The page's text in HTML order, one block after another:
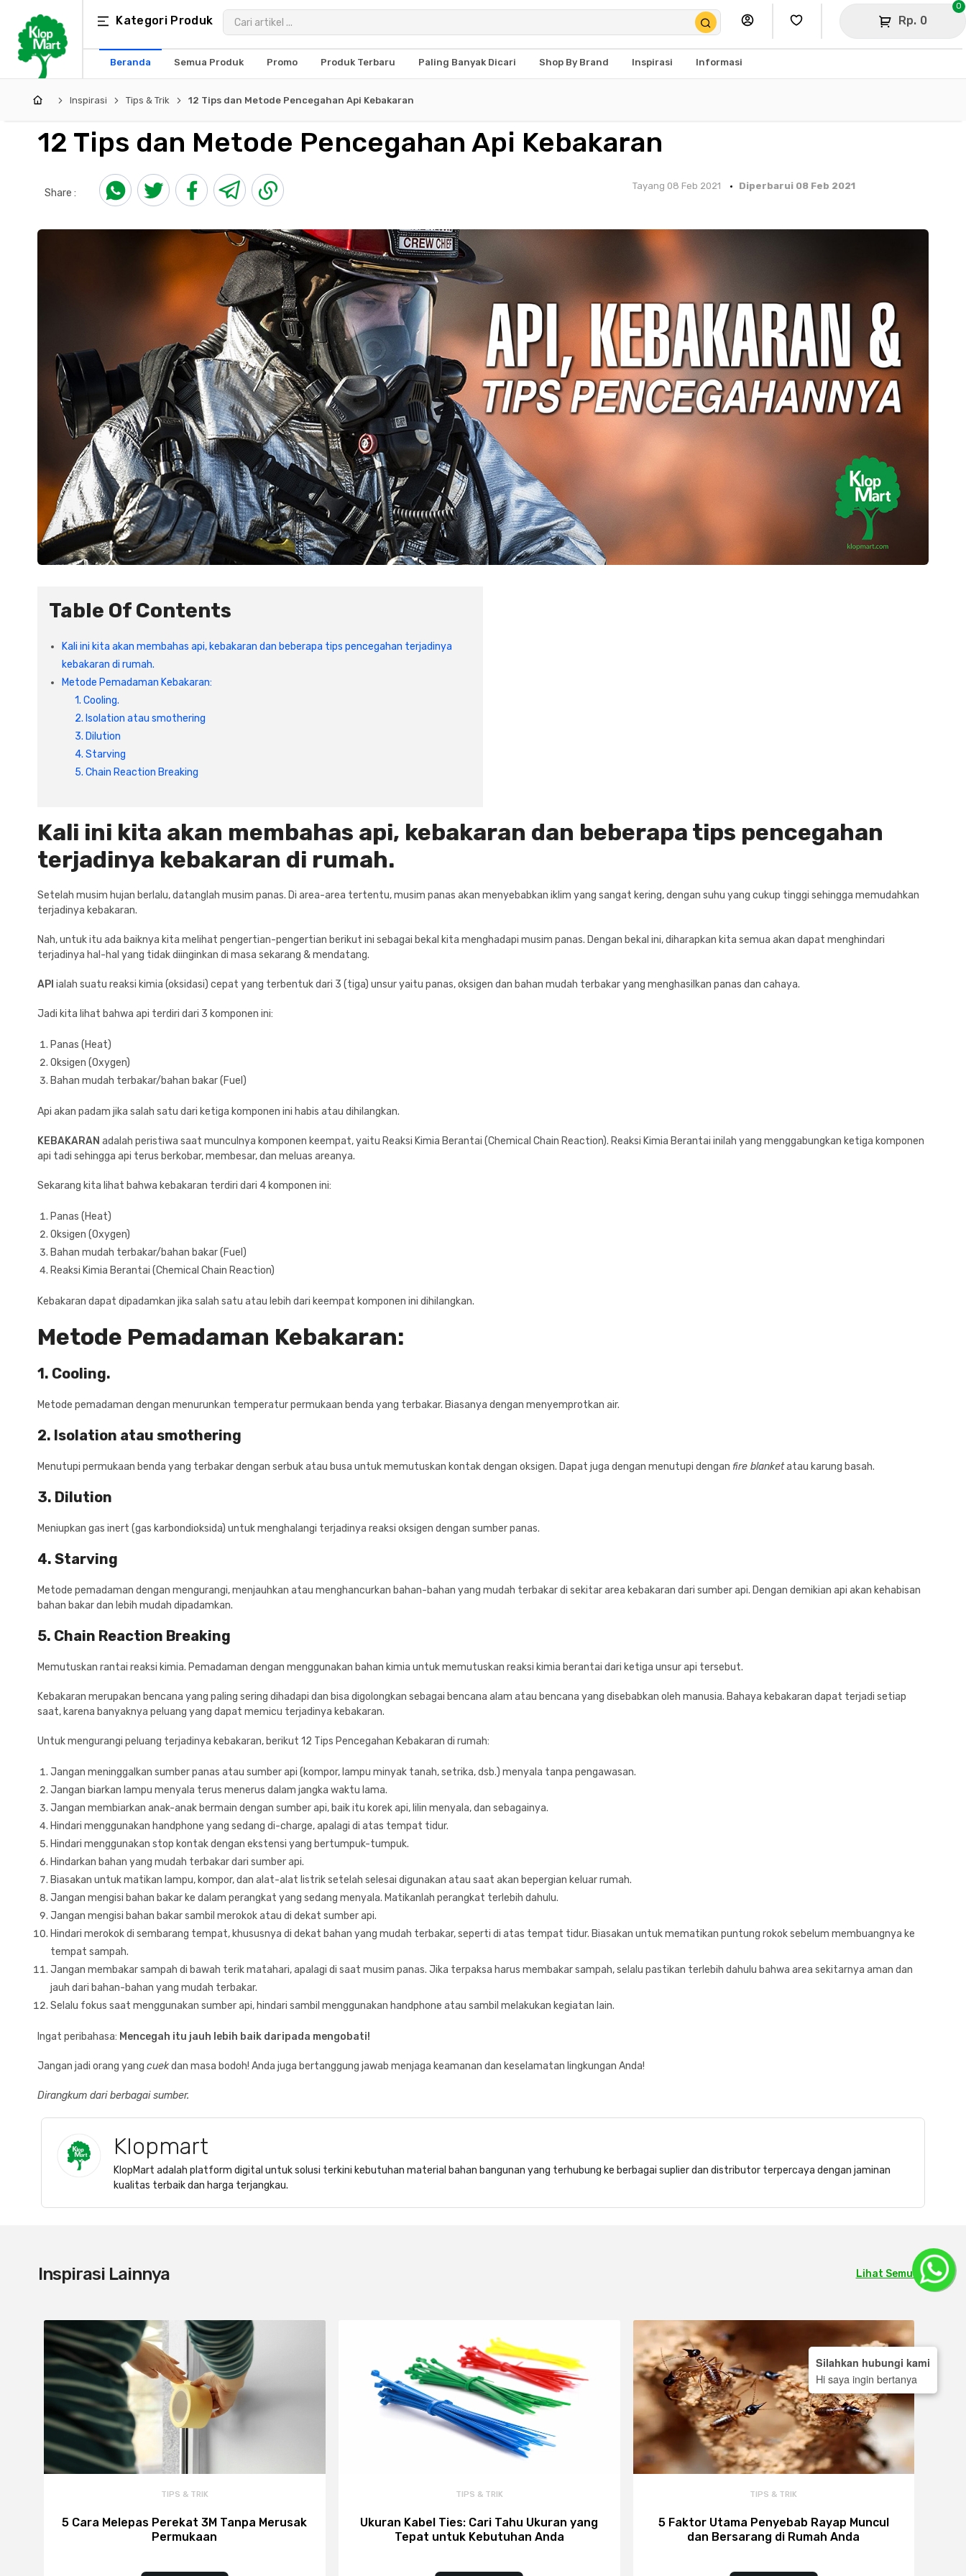
Kategori Produk Rp. 0
0
Beranda Semua Produk Promo Produk Terbaru Paling Banyak Dicari Shop By Brand Inspirasi Informasi
Kategori
Produk
Arsitektur
Inspirasi Tips & Trik 12 Tips dan Metode Pencegahan Api Kebakaran
12 Tips dan Metode Pencegahan Api Kebakaran
Share :
Tayang 08 Feb 2021 Diperbarui 08 Feb 2021
Table Of Contents
Kali ini kita akan membahas api, kebakaran dan beberapa tips pencegahan terjadinya
kebakaran di rumah.
Metode Pemadaman Kebakaran:
1. Cooling.
2. Isolation atau smothering
3. Dilution
4. Starving
5. Chain Reaction Breaking
Kali ini kita akan membahas api, kebakaran dan beberapa tips pencegahan
terjadinya kebakaran di rumah.
Setelah musim hujan berlalu, datanglah musim panas. Di area-area tertentu, musim panas akan menyebabkan iklim yang sangat kering, dengan suhu yang cukup tinggi sehingga memudahkan
terjadinya kebakaran.
Nah, untuk itu ada baiknya kita melihat pengertian-pengertian berikut ini sebagai bekal kita menghadapi musim panas. Dengan bekal ini, diharapkan kita semua akan dapat menghindari
terjadinya hal-hal yang tidak diinginkan di masa sekarang & mendatang.
API ialah suatu reaksi kimia (oksidasi) cepat yang terbentuk dari 3 (tiga) unsur yaitu panas, oksigen dan bahan mudah terbakar yang menghasilkan panas dan cahaya.
Jadi kita lihat bahwa api terdiri dari 3 komponen ini:
Panas (Heat)
Oksigen (Oxygen)
Bahan mudah terbakar/bahan bakar (Fuel)
Api akan padam jika salah satu dari ketiga komponen ini habis atau dihilangkan.
KEBAKARAN adalah peristiwa saat munculnya komponen keempat, yaitu Reaksi Kimia Berantai (Chemical Chain Reaction). Reaksi Kimia Berantai inilah yang menggabungkan ketiga komponen
api tadi sehingga api terus berkobar, membesar, dan meluas areanya.
Sekarang kita lihat bahwa kebakaran terdiri dari 4 komponen ini:
Panas (Heat)
Oksigen (Oxygen)
Bahan mudah terbakar/bahan bakar (Fuel)
Reaksi Kimia Berantai (Chemical Chain Reaction)
Kebakaran dapat dipadamkan jika salah satu atau lebih dari keempat komponen ini dihilangkan.
Metode Pemadaman Kebakaran:
1. Cooling.
Metode pemadaman dengan menurunkan temperatur permukaan benda yang terbakar. Biasanya dengan menyemprotkan air.
2. Isolation atau smothering
Menutupi permukaan benda yang terbakar dengan serbuk atau busa untuk memutuskan kontak dengan oksigen. Dapat juga dengan menutupi dengan fire blanketatau karung basah.
3. Dilution
Meniupkan gas inert (gas karbondioksida) untuk menghalangi terjadinya reaksi oksigen dengan sumber panas.
4. Starving
Metode pemadaman dengan mengurangi, menjauhkan atau menghancurkan bahan-bahan yang mudah terbakar di sekitar area kebakaran dari sumber api. Dengan demikian api akan kehabisan
bahan bakar dan lebih mudah dipadamkan.
5. Chain Reaction Breaking
Memutuskan rantai reaksi kimia. Pemadaman dengan menggunakan bahan kimia untuk memutuskan reaksi kimia berantai dari ketiga unsur api tersebut.
Kebakaran merupakan bencana yang paling sering dihadapi dan bisa digolongkan sebagai bencana alam atau bencana yang disebabkan oleh manusia. Bahaya kebakaran dapat terjadi setiap
saat, karena banyaknya peluang yang dapat memicu terjadinya kebakaran.
Untuk mengurangi peluang terjadinya kebakaran, berikut 12 Tips Pencegahan Kebakaran di rumah:
Jangan meninggalkan sumber panas atau sumber api (kompor, lampu minyak tanah, setrika, dsb.) menyala tanpa pengawasan.
Jangan biarkan lampu menyala terus menerus dalam jangka waktu lama.
Jangan membiarkan anak-anak bermain dengan sumber api, baik itu korek api, lilin menyala, dan sebagainya.
Hindari menggunakan handphone yang sedang di-charge, apalagi di atas tempat tidur.
Hindari menggunakan stop kontak dengan ekstensi yang bertumpuk-tumpuk.
Hindarkan bahan yang mudah terbakar dari sumber api.
Biasakan untuk matikan lampu, kompor, dan alat-alat listrik setelah selesai digunakan atau saat akan bepergian keluar rumah.
Jangan mengisi bahan bakar ke dalam perangkat yang sedang menyala. Matikanlah perangkat terlebih dahulu.
Jangan mengisi bahan bakar sambil merokok atau di dekat sumber api.
Hindari merokok di sembarang tempat, khususnya di dekat bahan yang mudah terbakar, seperti di atas tempat tidur. Biasakan untuk mematikan puntung rokok sebelum membuangnya ke
tempat sampah.
Jangan membakar sampah di bawah terik matahari, apalagi di saat musim panas. Jika terpaksa harus membakar sampah, selalu pastikan terlebih dahulu bahwa area sekitarnya aman dan
jauh dari bahan-bahan yang mudah terbakar.
Selalu fokus saat menggunakan sumber api, hindari sambil menggunakan handphone atau sambil melakukan kegiatan lain.
Ingat peribahasa: Mencegah itu jauh lebih baik daripada mengobati!
Jangan jadi orang yang cuekdan masa bodoh! Anda juga bertanggung jawab menjaga keamanan dan keselamatan lingkungan Anda!
Dirangkum dari berbagai sumber.
Klopmart
KlopMart adalah platform digital untuk solusi terkini kebutuhan material bahan bangunan yang terhubung ke berbagai suplier dan distributor terpercaya dengan jaminan
kualitas terbaik dan harga terjangkau.
Inspirasi Lainnya Lihat Semua
TIPS & TRIK
5 Cara Melepas Perekat 3M Tanpa Merusak
Permukaan
TIPS & TRIK
Ukuran Kabel Ties: Cari Tahu Ukuran yang
Tepat untuk Kebutuhan Anda
TIPS & TRIK
5 Faktor Utama Penyebab Rayap Muncul
dan Bersarang di Rumah Anda
Silahkan hubungi kami
Hi saya ingin bertanya